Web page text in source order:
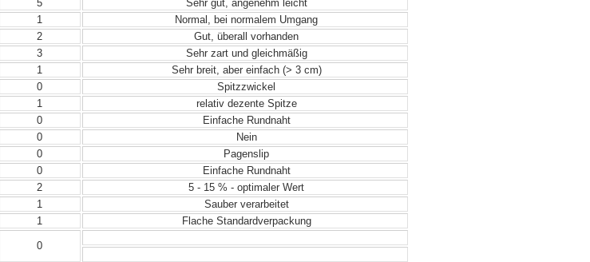
5
Sehr gut, angenehm leicht
1
Normal, bei normalem Umgang
2
Gut, überall vorhanden
3
Sehr zart und gleichmäßig
1
Sehr breit, aber einfach (> 3 cm)
0
Spitzzwickel
1
relativ dezente Spitze
0
Einfache Rundnaht
0
Nein
0
Pagenslip
0
Einfache Rundnaht
2
5 - 15 % - optimaler Wert
1
Sauber verarbeitet
1
Flache Standardverpackung
0